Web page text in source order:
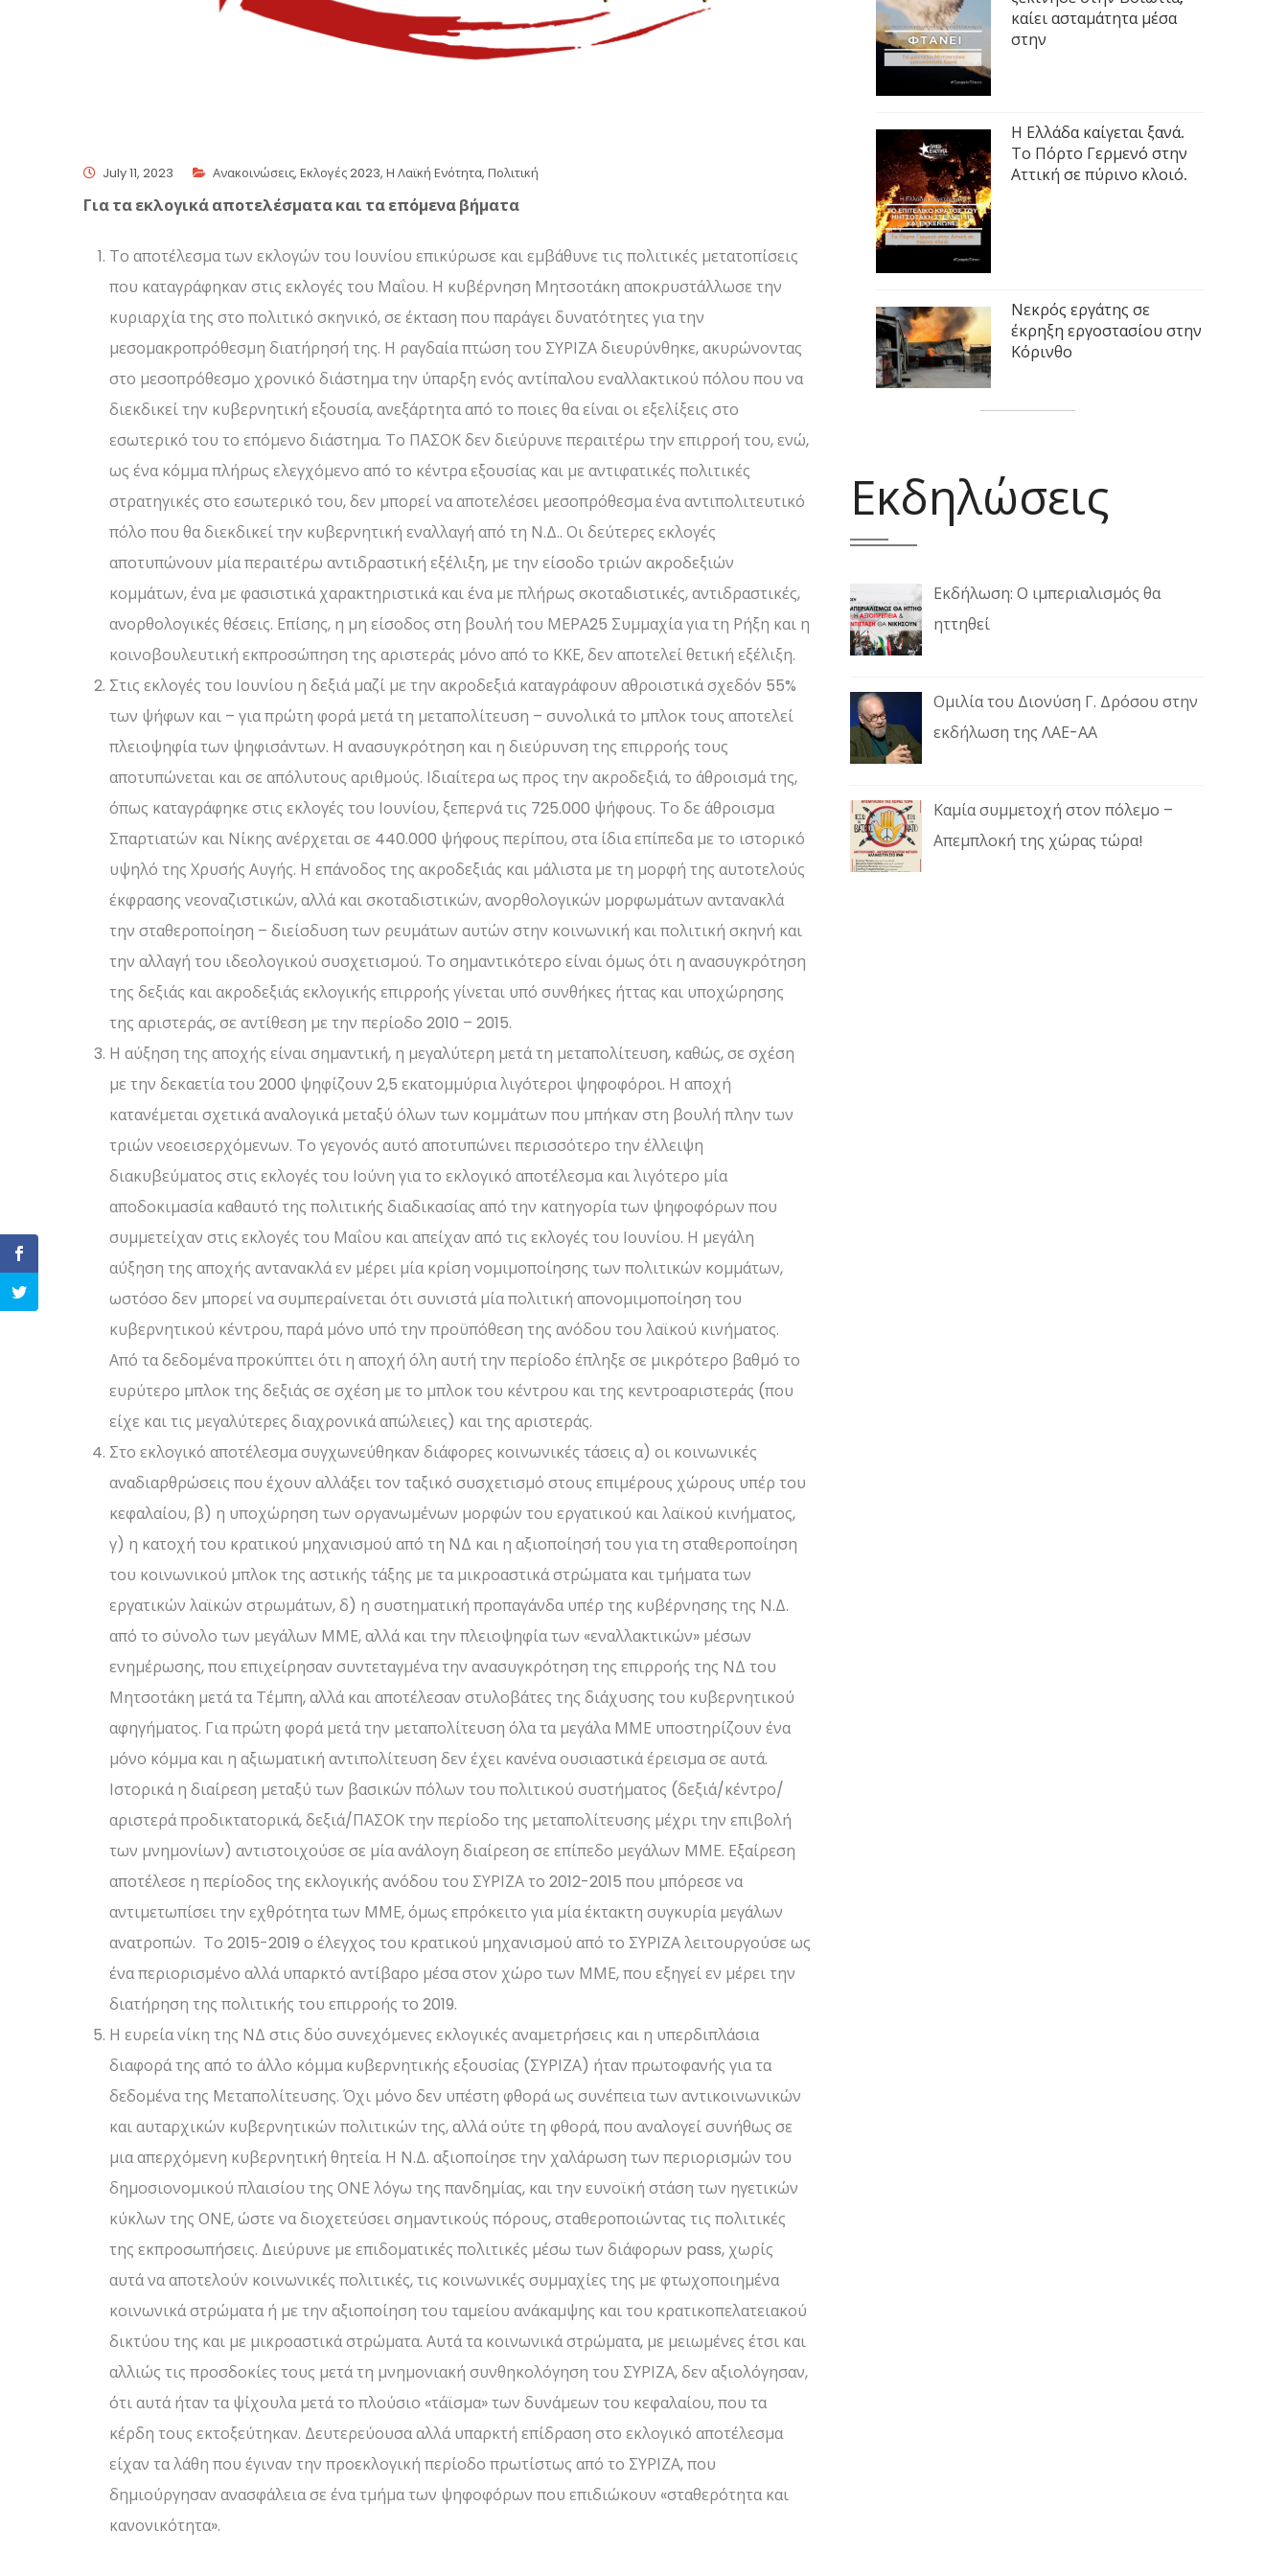
July 11, 2023 Ανακοινώσεις, Εκλογές 2023, Η Λαϊκή Ενότητα, Πολιτική
Για τα εκλογικά αποτελέσματα και τα επόμενα βήματα
Το αποτέλεσμα των εκλογών του Ιουνίου επικύρωσε και εμβάθυνε τις πολιτικές μετατοπίσεις
που καταγράφηκαν στις εκλογές του Μαΐου. Η κυβέρνηση Μητσοτάκη αποκρυστάλλωσε την
κυριαρχία της στο πολιτικό σκηνικό, σε έκταση που παράγει δυνατότητες για την
μεσομακροπρόθεσμη διατήρησή της. Η ραγδαία πτώση του ΣΥΡΙΖΑ διευρύνθηκε, ακυρώνοντας
στο μεσοπρόθεσμο χρονικό διάστημα την ύπαρξη ενός αντίπαλου εναλλακτικού πόλου που να
διεκδικεί την κυβερνητική εξουσία, ανεξάρτητα από το ποιες θα είναι οι εξελίξεις στο
εσωτερικό του το επόμενο διάστημα. Το ΠΑΣΟΚ δεν διεύρυνε περαιτέρω την επιρροή του, ενώ,
ως ένα κόμμα πλήρως ελεγχόμενο από το κέντρα εξουσίας και με αντιφατικές πολιτικές
στρατηγικές στο εσωτερικό του, δεν μπορεί να αποτελέσει μεσοπρόθεσμα ένα αντιπολιτευτικό
πόλο που θα διεκδικεί την κυβερνητική εναλλαγή από τη Ν.Δ.. Οι δεύτερες εκλογές
αποτυπώνουν μία περαιτέρω αντιδραστική εξέλιξη, με την είσοδο τριών ακροδεξιών
κομμάτων, ένα με φασιστικά χαρακτηριστικά και ένα με πλήρως σκοταδιστικές, αντιδραστικές,
ανορθολογικές θέσεις. Επίσης, η μη είσοδος στη βουλή του ΜΕΡΑ25 Συμμαχία για τη Ρήξη και η
κοινοβουλευτική εκπροσώπηση της αριστεράς μόνο από το ΚΚΕ, δεν αποτελεί θετική εξέλιξη.
Στις εκλογές του Ιουνίου η δεξιά μαζί με την ακροδεξιά καταγράφουν αθροιστικά σχεδόν 55%
των ψήφων και – για πρώτη φορά μετά τη μεταπολίτευση – συνολικά το μπλοκ τους αποτελεί
πλειοψηφία των ψηφισάντων. Η ανασυγκρότηση και η διεύρυνση της επιρροής τους
αποτυπώνεται και σε απόλυτους αριθμούς. Ιδιαίτερα ως προς την ακροδεξιά, το άθροισμά της,
όπως καταγράφηκε στις εκλογές του Ιουνίου, ξεπερνά τις 725.000 ψήφους. Το δε άθροισμα
Σπαρτιατών και Νίκης ανέρχεται σε 440.000 ψήφους περίπου, στα ίδια επίπεδα με το ιστορικό
υψηλό της Χρυσής Αυγής. Η επάνοδος της ακροδεξιάς και μάλιστα με τη μορφή της αυτοτελούς
έκφρασης νεοναζιστικών, αλλά και σκοταδιστικών, ανορθολογικών μορφωμάτων αντανακλά
την σταθεροποίηση – διείσδυση των ρευμάτων αυτών στην κοινωνική και πολιτική σκηνή και
την αλλαγή του ιδεολογικού συσχετισμού. Το σημαντικότερο είναι όμως ότι η ανασυγκρότηση
της δεξιάς και ακροδεξιάς εκλογικής επιρροής γίνεται υπό συνθήκες ήττας και υποχώρησης
της αριστεράς, σε αντίθεση με την περίοδο 2010 – 2015.
Η αύξηση της αποχής είναι σημαντική, η μεγαλύτερη μετά τη μεταπολίτευση, καθώς, σε σχέση
με την δεκαετία του 2000 ψηφίζουν 2,5 εκατομμύρια λιγότεροι ψηφοφόροι. Η αποχή
κατανέμεται σχετικά αναλογικά μεταξύ όλων των κομμάτων που μπήκαν στη βουλή πλην των
τριών νεοεισερχόμενων. Το γεγονός αυτό αποτυπώνει περισσότερο την έλλειψη
διακυβεύματος στις εκλογές του Ιούνη για το εκλογικό αποτέλεσμα και λιγότερο μία
αποδοκιμασία καθαυτό της πολιτικής διαδικασίας από την κατηγορία των ψηφοφόρων που
συμμετείχαν στις εκλογές του Μαΐου και απείχαν από τις εκλογές του Ιουνίου. Η μεγάλη
αύξηση της αποχής αντανακλά εν μέρει μία κρίση νομιμοποίησης των πολιτικών κομμάτων,
ωστόσο δεν μπορεί να συμπεραίνεται ότι συνιστά μία πολιτική απονομιμοποίηση του
κυβερνητικού κέντρου, παρά μόνο υπό την προϋπόθεση της ανόδου του λαϊκού κινήματος.
Από τα δεδομένα προκύπτει ότι η αποχή όλη αυτή την περίοδο έπληξε σε μικρότερο βαθμό το
ευρύτερο μπλοκ της δεξιάς σε σχέση με το μπλοκ του κέντρου και της κεντροαριστεράς (που
είχε και τις μεγαλύτερες διαχρονικά απώλειες) και της αριστεράς.
Στο εκλογικό αποτέλεσμα συγχωνεύθηκαν διάφορες κοινωνικές τάσεις α) οι κοινωνικές
αναδιαρθρώσεις που έχουν αλλάξει τον ταξικό συσχετισμό στους επιμέρους χώρους υπέρ του
κεφαλαίου, β) η υποχώρηση των οργανωμένων μορφών του εργατικού και λαϊκού κινήματος,
γ) η κατοχή του κρατικού μηχανισμού από τη ΝΔ και η αξιοποίησή του για τη σταθεροποίηση
του κοινωνικού μπλοκ της αστικής τάξης με τα μικροαστικά στρώματα και τμήματα των
εργατικών λαϊκών στρωμάτων, δ) η συστηματική προπαγάνδα υπέρ της κυβέρνησης της Ν.Δ.
από το σύνολο των μεγάλων ΜΜΕ, αλλά και την πλειοψηφία των «εναλλακτικών» μέσων
ενημέρωσης, που επιχείρησαν συντεταγμένα την ανασυγκρότηση της επιρροής της ΝΔ του
Μητσοτάκη μετά τα Τέμπη, αλλά και αποτέλεσαν στυλοβάτες της διάχυσης του κυβερνητικού
αφηγήματος. Για πρώτη φορά μετά την μεταπολίτευση όλα τα μεγάλα ΜΜΕ υποστηρίζουν ένα
μόνο κόμμα και η αξιωματική αντιπολίτευση δεν έχει κανένα ουσιαστικά έρεισμα σε αυτά.
Ιστορικά η διαίρεση μεταξύ των βασικών πόλων του πολιτικού συστήματος (δεξιά/κέντρο/
αριστερά προδικτατορικά, δεξιά/ΠΑΣΟΚ την περίοδο της μεταπολίτευσης μέχρι την επιβολή
των μνημονίων) αντιστοιχούσε σε μία ανάλογη διαίρεση σε επίπεδο μεγάλων ΜΜΕ. Εξαίρεση
αποτέλεσε η περίοδος της εκλογικής ανόδου του ΣΥΡΙΖΑ το 2012-2015 που μπόρεσε να
αντιμετωπίσει την εχθρότητα των ΜΜΕ, όμως επρόκειτο για μία έκτακτη συγκυρία μεγάλων
ανατροπών. Το 2015-2019 ο έλεγχος του κρατικού μηχανισμού από το ΣΥΡΙΖΑ λειτουργούσε ως
ένα περιορισμένο αλλά υπαρκτό αντίβαρο μέσα στον χώρο των ΜΜΕ, που εξηγεί εν μέρει την
διατήρηση της πολιτικής του επιρροής το 2019.
Η ευρεία νίκη της ΝΔ στις δύο συνεχόμενες εκλογικές αναμετρήσεις και η υπερδιπλάσια
διαφορά της από το άλλο κόμμα κυβερνητικής εξουσίας (ΣΥΡΙΖΑ) ήταν πρωτοφανής για τα
δεδομένα της Μεταπολίτευσης. Όχι μόνο δεν υπέστη φθορά ως συνέπεια των αντικοινωνικών
και αυταρχικών κυβερνητικών πολιτικών της, αλλά ούτε τη φθορά, που αναλογεί συνήθως σε
μια απερχόμενη κυβερνητική θητεία. Η Ν.Δ. αξιοποίησε την χαλάρωση των περιορισμών του
δημοσιονομικού πλαισίου της ΟΝΕ λόγω της πανδημίας, και την ευνοϊκή στάση των ηγετικών
κύκλων της ΟΝΕ, ώστε να διοχετεύσει σημαντικούς πόρους, σταθεροποιώντας τις πολιτικές
της εκπροσωπήσεις. Διεύρυνε με επιδοματικές πολιτικές μέσω των διάφορων pass, χωρίς
αυτά να αποτελούν κοινωνικές πολιτικές, τις κοινωνικές συμμαχίες της με φτωχοποιημένα
κοινωνικά στρώματα ή με την αξιοποίηση του ταμείου ανάκαμψης και του κρατικοπελατειακού
δικτύου της και με μικροαστικά στρώματα. Αυτά τα κοινωνικά στρώματα, με μειωμένες έτσι και
αλλιώς τις προσδοκίες τους μετά τη μνημονιακή συνθηκολόγηση του ΣΥΡΙΖΑ, δεν αξιολόγησαν,
ότι αυτά ήταν τα ψίχουλα μετά το πλούσιο «τάϊσμα» των δυνάμεων του κεφαλαίου, που τα
κέρδη τους εκτοξεύτηκαν. Δευτερεύουσα αλλά υπαρκτή επίδραση στο εκλογικό αποτέλεσμα
είχαν τα λάθη που έγιναν την προεκλογική περίοδο πρωτίστως από το ΣΥΡΙΖΑ, που
δημιούργησαν ανασφάλεια σε ένα τμήμα των ψηφοφόρων που επιδιώκουν «σταθερότητα και
κανονικότητα».
καίει ασταμάτητα μέσα
στην
Η Ελλάδα καίγεται ξανά.
Το Πόρτο Γερμενό στην
Αττική σε πύρινο κλοιό.
Νεκρός εργάτης σε
έκρηξη εργοστασίου στην
Κόρινθο
Εκδηλώσεις
Εκδήλωση: Ο ιμπεριαλισμός θα
ηττηθεί
Ομιλία του Διονύση Γ. Δρόσου στην
εκδήλωση της ΛΑΕ-ΑΑ
Καμία συμμετοχή στον πόλεμο –
Απεμπλοκή της χώρας τώρα!